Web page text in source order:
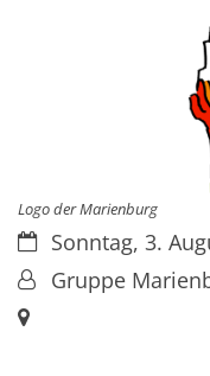
Logo der Marienburg
Datum:Sonntag, 3.
Von:Gruppe
Ort: